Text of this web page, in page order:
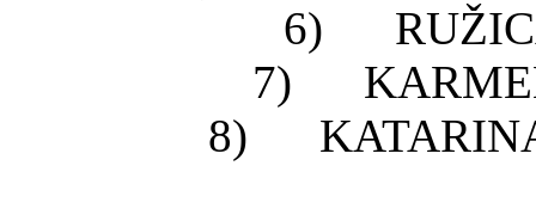
6)
7)
8) KATARINA